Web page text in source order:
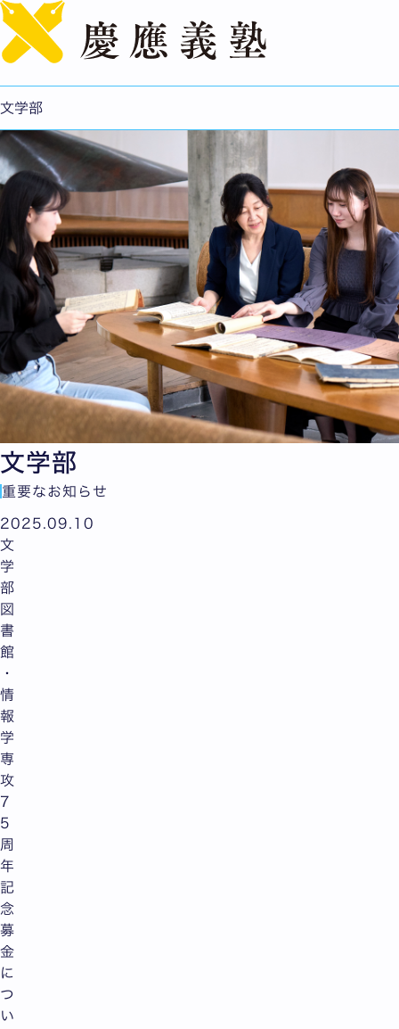
文学部
文学部
重要なお知らせ
2025.09.10
文
学
部
図
書
館
・
情
報
学
専
攻
7
5
周
年
記
念
募
金
に
つ
い